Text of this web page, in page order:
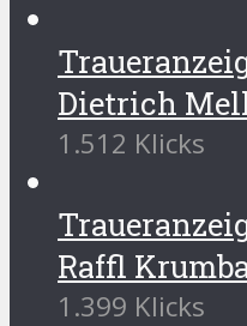
Dietrich
1.512 Klicks
Raffl
1.399 Klicks